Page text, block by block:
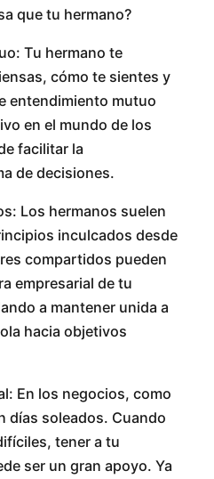
que tu hermano?
Tu hermano te
cómo te sientes y
entendimiento mutuo
en el mundo de los
facilitar la
de decisiones.
Los hermanos suelen
inculcados desde
compartidos pueden
empresarial de tu
a mantener unida a
hacia objetivos
En los negocios, como
días soleados. Cuando
tener a tu
ser un gran apoyo. Ya